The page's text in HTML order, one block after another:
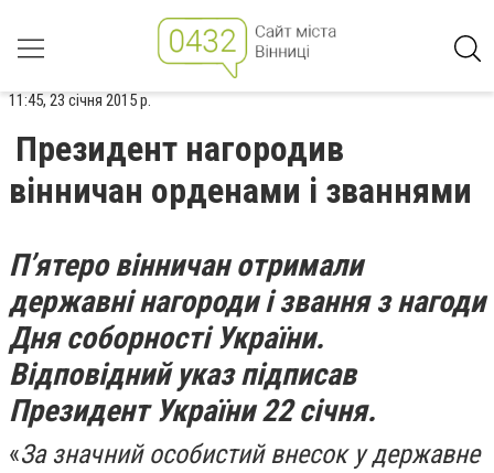
11:45, 23 січня 2015 р.
Президент нагородив
вінничан орденами і званнями
П’ятеро вінничан отримали
державні нагороди і звання з нагоди
Дня соборності України.
Відповідний указ підписав
Президент України 22 січня.
«За значний особистий внесок у державне